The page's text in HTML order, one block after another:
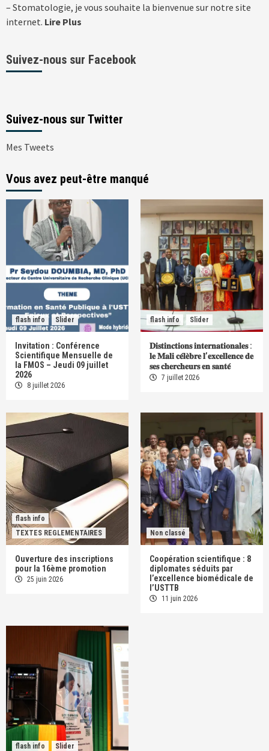
– Stomatologie, je vous souhaite la bienvenue sur notre site
internet. Lire Plus
Suivez-nous sur Facebook
Suivez-nous sur Twitter
Mes Tweets
Vous avez peut-être manqué
flash info Slider
Invitation : Conférence
Scientifique Mensuelle de
la FMOS – Jeudi 09 juillet
2026
8 juillet 2026
flash info Slider
𝐃𝐢𝐬𝐭𝐢𝐧𝐜𝐭𝐢𝐨𝐧𝐬 𝐢𝐧𝐭𝐞𝐫𝐧𝐚𝐭𝐢𝐨𝐧𝐚𝐥𝐞𝐬 :
𝐥𝐞 𝐌𝐚𝐥𝐢 𝐜𝐞́𝐥𝐞̀𝐛𝐫𝐞 𝐥’𝐞𝐱𝐜𝐞𝐥𝐥𝐞𝐧𝐜𝐞 𝐝𝐞
𝐬𝐞𝐬 𝐜𝐡𝐞𝐫𝐜𝐡𝐞𝐮𝐫𝐬 𝐞𝐧 𝐬𝐚𝐧𝐭𝐞́
7 juillet 2026
flash info
TEXTES REGLEMENTAIRES
Ouverture des inscriptions
pour la 16ème promotion
25 juin 2026
Non classé
Coopération scientifique : 8
diplomates séduits par
l’excellence biomédicale de
l’USTTB
11 juin 2026
flash info Slider